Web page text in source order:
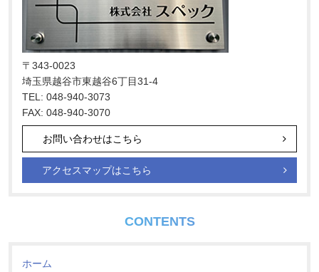
〒343-0023
埼玉県越谷市東越谷6丁目31-4
TEL: 048-940-3073
FAX: 048-940-3070
お問い合わせはこちら
アクセスマップはこちら
CONTENTS
ホーム